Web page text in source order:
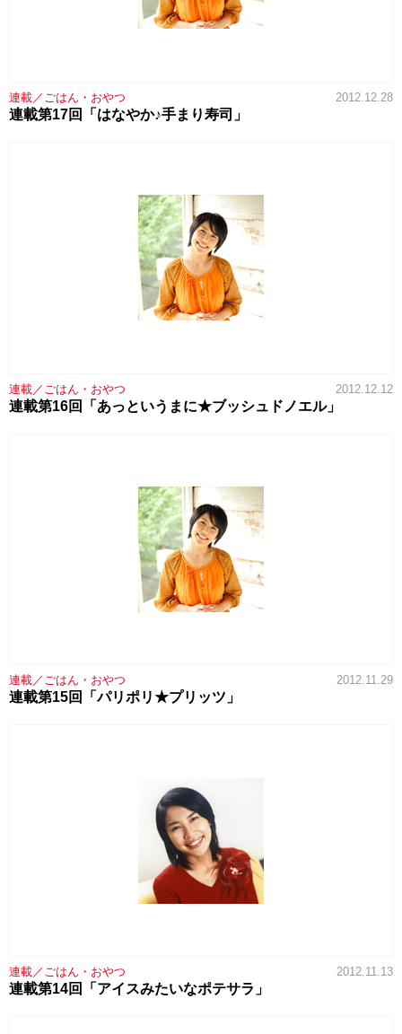
連載／ごはん・おやつ 2012.12.28
連載第17回「はなやか♪手まり寿司」
連載／ごはん・おやつ 2012.12.12
連載第16回「あっというまに★ブッシュドノエル」
連載／ごはん・おやつ 2012.11.29
連載第15回「パリポリ★プリッツ」
連載／ごはん・おやつ 2012.11.13
連載第14回「アイスみたいなポテサラ」